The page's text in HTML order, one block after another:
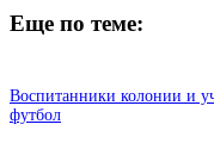
Еще по теме:
Воспитанники колонии и
футбол